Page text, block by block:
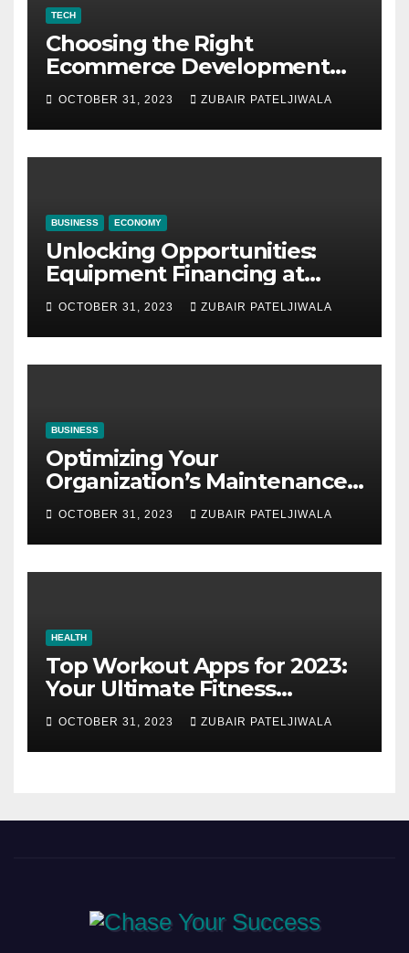
TECH
Choosing the Right
Ecommerce Development
Company for Your Business
OCTOBER 31, 2023 ZUBAIR PATELJIWALA
BUSINESS ECONOMY
Unlocking Opportunities:
Equipment Financing at
Auctions
OCTOBER 31, 2023 ZUBAIR PATELJIWALA
BUSINESS
Optimizing Your
Organization’s Maintenance
Strategy for Efficiency and
Sustainability
OCTOBER 31, 2023 ZUBAIR PATELJIWALA
HEALTH
Top Workout Apps for 2023:
Your Ultimate Fitness
Companions
OCTOBER 31, 2023 ZUBAIR PATELJIWALA